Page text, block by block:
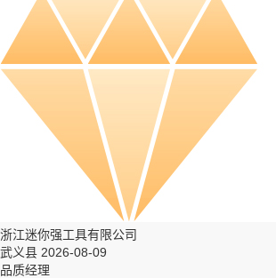
浙江迷你强工具有限公司
武义县 2026-08-09
品质经理